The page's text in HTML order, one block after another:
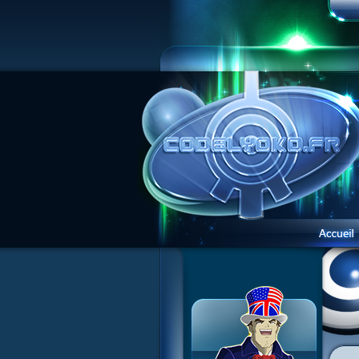
6 Cruel dilemme
7 Problème d'image
10 Créature de rêve
11 Enragés